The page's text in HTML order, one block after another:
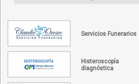
Servicios Funerarios
Histeroscopía
diagnóstica